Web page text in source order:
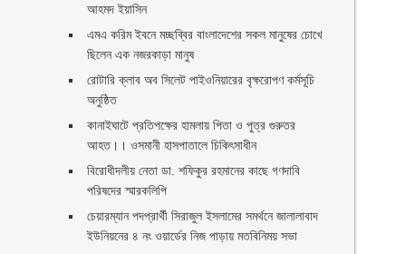
আহমদ ইয়াসিন
এমএ করিম ইবনে মচ্ছব্বির বাংলাদেশের সকল মানুষের চোখে
ছিলেন এক নজরকাড়া মানুষ ‎
রোটারি ক্লাব অব সিলেট পাইওনিয়ারের বৃক্ষরোপণ কর্মসূচি
অনুষ্ঠিত
কানাইঘাটে প্রতিপক্ষের হামলায় পিতা ও পুত্র গুরুতর
আহত।। ওসমানী হাসপাতালে চিকিৎসাধীন
বিরোধীদলীয় নেতা ডা. শফিকুর রহমানের কাছে গণদাবি
পরিষদের স্মারকলিপি ‎
চেয়ারম্যান পদপ্রার্থী সিরাজুল ইসলামের সমর্থনে জালালাবাদ
ইউনিয়নের ৪ নং ওয়ার্ডের নিজ পাড়ায় মতবিনিময় সভা